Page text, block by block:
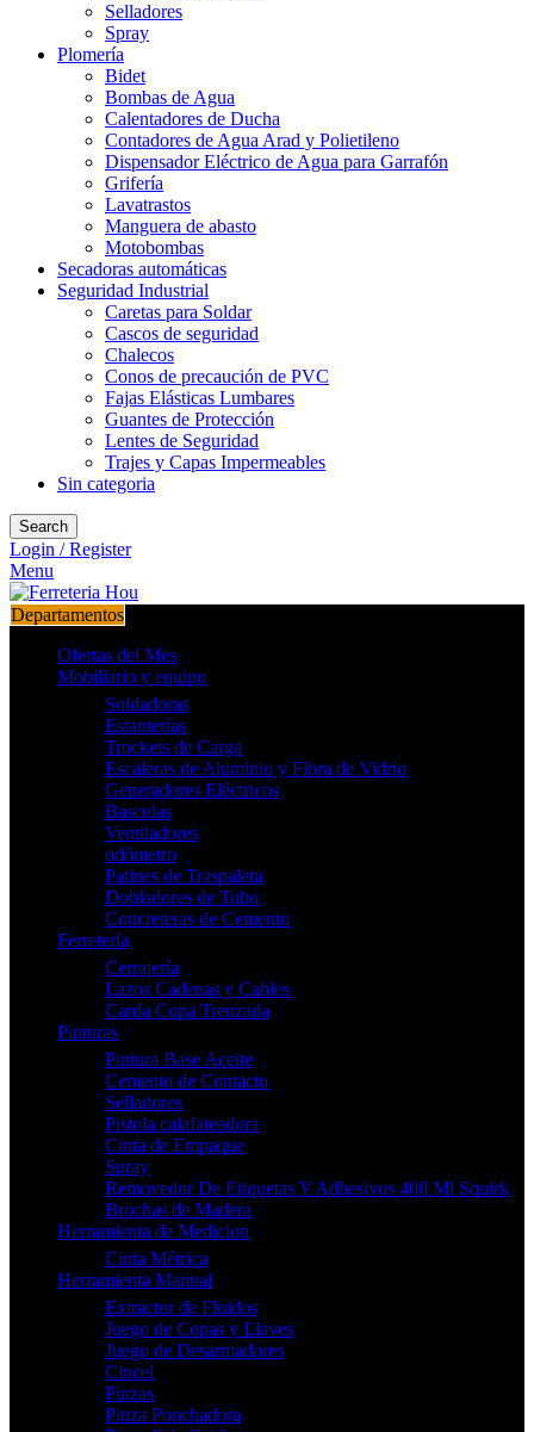
Selladores
Spray
Plomería
Bidet
Bombas de Agua
Calentadores de Ducha
Contadores de Agua Arad y Polietileno
Dispensador Eléctrico de Agua para Garrafón
Grifería
Lavatrastos
Manguera de abasto
Motobombas
Secadoras automáticas
Seguridad Industrial
Caretas para Soldar
Cascos de seguridad
Chalecos
Conos de precaución de PVC
Fajas Elásticas Lumbares
Guantes de Protección
Lentes de Seguridad
Trajes y Capas Impermeables
Sin categoria
Search
Login / Register
Menu
Departamentos
Ofertas del Mes
Mobiliario y equipo
Soldadoras
Estanterías
Trockets de Carga
Escaleras de Aluminio y Fibra de Vidrio
Generadores Eléctricos
Basculas
Ventiladores
odómetro
Patines de Traspaleta
Dobladores de Tubo
Concreteras de Cemento
Ferretería
Cerrajería
Lazos Cadenas y Cables
Carda Copa Trenzada
Pinturas
Pintura Base Aceite
Cemento de Contacto
Selladores
Pistola calafateadora
Cinta de Empaque
Spray
Removedor De Etiquetas Y Adhesivos 400 Ml Squirk
Brochas de Madera
Herramienta de Medicion
Cinta Métrica
Herramienta Manual
Extractor de Fluidos
Juego de Copas y Llaves
Juego de Desarmadores
Cincel
Pinzas
Pinza Ponchadora